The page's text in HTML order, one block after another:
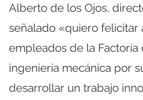
Alberto de los Ojos,
señalado «quiero felicitar
empleados de la Factoría
ingeniería mecánica por
desarrollar un trabajo